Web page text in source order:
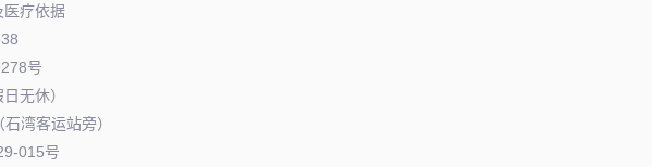
医疗依据
号
无休）
湾客运站旁）
015号